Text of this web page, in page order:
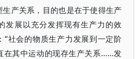
产关系，目的也是在于使得生产
发展以充分发挥现有生产力的效
“社会的物质生产力发展到一定阶
在其中运动的现存生产关系……发